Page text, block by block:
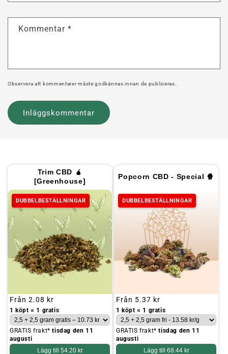
Kommentar *
Observera att kommentarer måste godkännas innan de publiceras.
Trim CBD 🧉
[Greenhouse]
DUBBELBESTÄLLNINGAR
Ordinarie
pris
Från 2.08 kr
1 köpt = 1 gratis
GRATIS frakt*tisdag den 11
augusti
Lägg till 54.20 kr
Popcorn CBD - Special 🍿
DUBBELBESTÄLLNINGAR
Ordinarie
pris
Från 5.37 kr
1 köpt = 1 gratis
GRATIS frakt*tisdag den 11
augusti
Lägg till 68.44 kr